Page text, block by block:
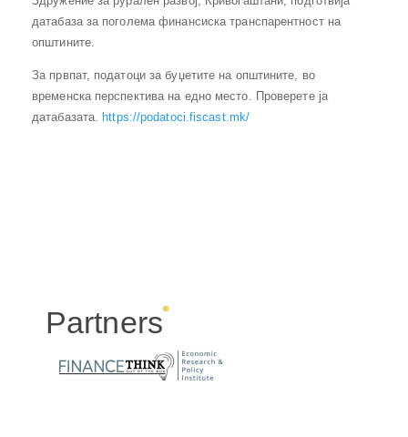
датабаза за поголема финансиска транспарентност на
општините.
За првпат, податоци за буџетите на општините, во
временска перспектива на едно место. Проверете ја
датабазата. https://podatoci.fiscast.mk/
Partners